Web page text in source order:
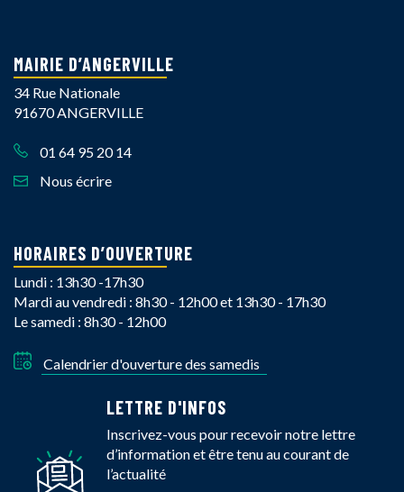
MAIRIE D’ANGERVILLE
34 Rue Nationale
91670 ANGERVILLE
01 64 95 20 14
Nous écrire
HORAIRES D’OUVERTURE
Lundi : 13h30 -17h30
Mardi au vendredi : 8h30 - 12h00 et 13h30 - 17h30
Le samedi : 8h30 - 12h00
Calendrier d'ouverture des samedis
LETTRE D'INFOS
Inscrivez-vous pour recevoir notre lettre
d’information et être tenu au courant de
l’actualité